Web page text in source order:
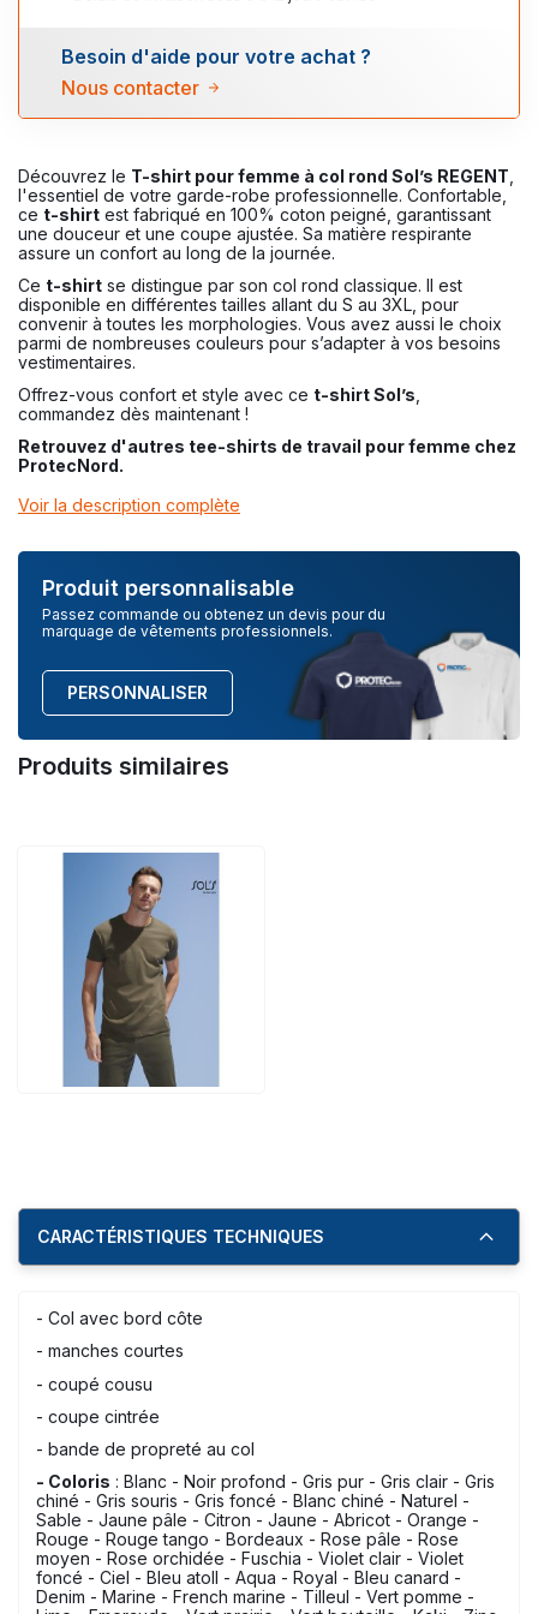
Découvrez le T-shirt pour femme à col rond Sol’s REGENT
l'essentiel de votre garde-robe professionnelle. Confortable,
ce t-shirt est fabriqué en 100% coton peigné, garantissant
une douceur et une coupe ajustée. Sa matière respirante
assure un confort au long de la journée.
Ce t-shirt se distingue par son col rond classique. Il est
disponible en différentes tailles allant du S au 3XL, pour
convenir à toutes les morphologies. Vous avez aussi le choix
parmi de nombreuses couleurs pour s’adapter à vos besoins
vestimentaires.
Offrez-vous confort et style avec ce t-shirt Sol’s
commandez dès maintenant !
Retrouvez d'autres tee-shirts de travail pour femme chez
ProtecNord.
Voir la description complète
Produit personnalisable
Passez commande ou obtenez un devis pour du
marquage de vêtements professionnels.
PERSONNALISER
Produits similaires
Besoin d'aide pour votre achat ?
Nous contacter
CARACTÉRISTIQUES TECHNIQUES
- Col avec bord côte
- manches courtes
- coupé cousu
- coupe cintrée
- bande de propreté au col
- Coloris : Blanc - Noir profond - Gris pur - Gris clair - Gris
chiné - Gris souris - Gris foncé - Blanc chiné - Naturel -
Sable - Jaune pâle - Citron - Jaune - Abricot - Orange -
Rouge - Rouge tango - Bordeaux - Rose pâle - Rose
moyen - Rose orchidée - Fuschia - Violet clair - Violet
foncé - Ciel - Bleu atoll - Aqua - Royal - Bleu canard -
Denim - Marine - French marine - Tilleul - Vert pomme -